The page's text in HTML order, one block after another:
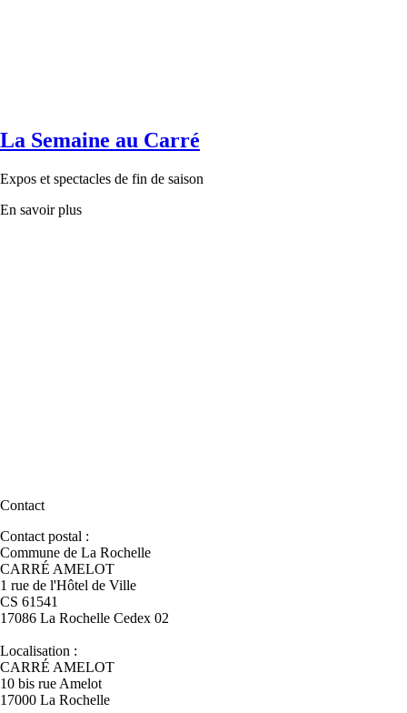
La Semaine au Carré
Expos et spectacles de fin de saison
En savoir plus
Contact
Contact postal :
Commune de La Rochelle
CARRÉ AMELOT
1 rue de l'Hôtel de Ville
CS 61541
17086 La Rochelle Cedex 02
Localisation :
CARRÉ AMELOT
10 bis rue Amelot
17000 La Rochelle